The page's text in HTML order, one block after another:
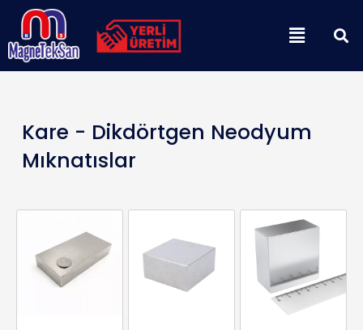
İçeriğe
Menu
Kare - Dikdörtgen Neodyum
Mıknatıslar